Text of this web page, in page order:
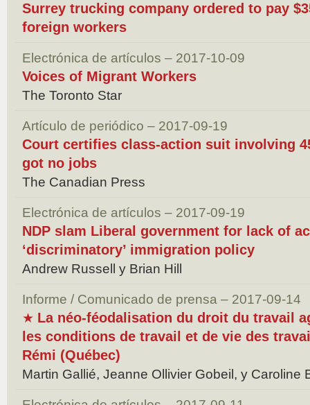
Surrey trucking company ordered to pay
foreign workers
Electrónica de artículos – 2017-10-09
Voices of Migrant Workers
The Toronto Star
Artículo de periódico – 2017-09-19
Court certifies class-action suit involving
got no jobs
The Canadian Press
Electrónica de artículos – 2017-09-19
NDP slam Liberal government for lack of
‘discriminatory’ immigration policy
Andrew Russell y Brian Hill
Informe / Comunicado de prensa – 2017-09-14
★ La néo-féodalisation du droit du travail
les conditions de travail et de vie des
Rémi (Québec)
Martin Gallié, Jeanne Ollivier Gobeil, y Caroline